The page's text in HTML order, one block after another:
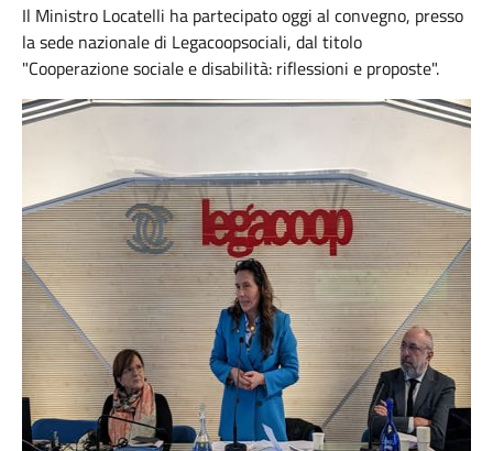
Il Ministro Locatelli ha partecipato oggi al convegno, presso
la sede nazionale di Legacoopsociali, dal titolo
"Cooperazione sociale e disabilità: riflessioni e proposte".